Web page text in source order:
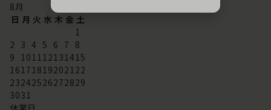
8月
日 月 火 水 木 金 土
1
2 3 4 5 6 7 8
9 101112131415
16171819202122
23242526272829
3031
休業日